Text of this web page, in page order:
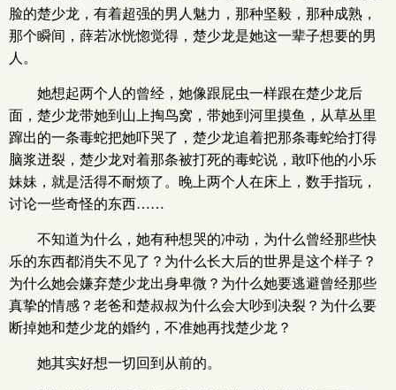
脸的楚少龙，有着超强的男人魅力，那种坚毅，那种成熟，
那个瞬间，薛若冰恍惚觉得，楚少龙是她这一辈子想要的男
人。
她想起两个人的曾经，她像跟屁虫一样跟在楚少龙后
面，楚少龙带她到山上掏鸟窝，带她到河里摸鱼，从草丛里
蹿出的一条毒蛇把她吓哭了，楚少龙追着把那条毒蛇给打得
脑浆迸裂，楚少龙对着那条被打死的毒蛇说，敢吓他的小乐
妹妹，就是活得不耐烦了。晚上两个人在床上，数手指玩，
讨论一些奇怪的东西……
不知道为什么，她有种想哭的冲动，为什么曾经那些快
乐的东西都消失不见了？为什么长大后的世界是这个样子？
为什么她会嫌弃楚少龙出身卑微？为什么她要逃避曾经那些
真挚的情感？老爸和楚叔叔为什么会大吵到决裂？为什么要
断掉她和楚少龙的婚约，不准她再找楚少龙？
她其实好想一切回到从前的。